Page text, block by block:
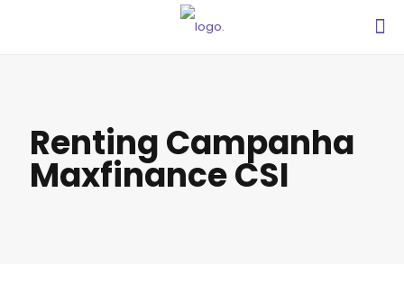
Renting Campanha
Maxfinance CSI